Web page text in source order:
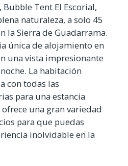
Tent El Escorial,
naturaleza, a solo 45
la Sierra de Guadarrama.
única de alojamiento en
una vista impresionante
La habitación
con todas las
para una estancia
una gran variedad
para que puedas
inolvidable en la